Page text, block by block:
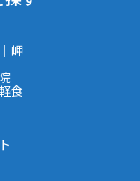
岬
食